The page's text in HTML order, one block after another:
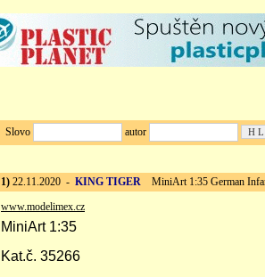
Slovo autor
1) 22.11.2020 - KING TIGER MiniArt 1:35 German
www.modelimex.cz
MiniArt 1:35
Kat.č. 35266